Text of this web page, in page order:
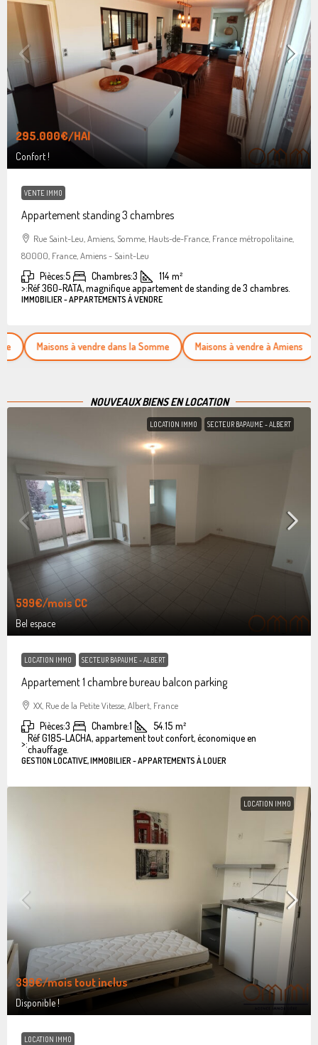
295.000€/HAI
Confort !
VENTE IMMO
Appartement standing 3 chambres
Rue Saint-Leu, Amiens, Somme, Hauts-de-France, France métropolitaine,
80000, France, Amiens - Saint-Leu
Pièces:5 Chambres:3 114 m²
>:Réf 360-RATA, magnifique appartement de standing de 3 chambres.
IMMOBILIER - APPARTEMENTS À VENDRE
Maisons à vendre dans la Somme Maisons à vendre à Amiens
NOUVEAUX BIENS EN LOCATION
LOCATION IMMO SECTEUR BAPAUME - ALBERT
599€/mois CC
Bel espace
LOCATION IMMO SECTEUR BAPAUME - ALBERT
Appartement 1 chambre bureau balcon parking
XX, Rue de la Petite Vitesse, Albert, France
Pièces:3 Chambre:1 54.15 m²
>:Réf G185-LACHA, appartement tout confort, économique en
chauffage.
GESTION LOCATIVE, IMMOBILIER - APPARTEMENTS À LOUER
LOCATION IMMO
399€/mois tout inclus
Disponible !
LOCATION IMMO